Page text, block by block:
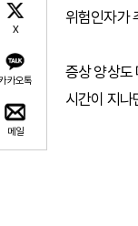
X
카오톡
메일
위험인자가
증상 양상도
시간이 지나